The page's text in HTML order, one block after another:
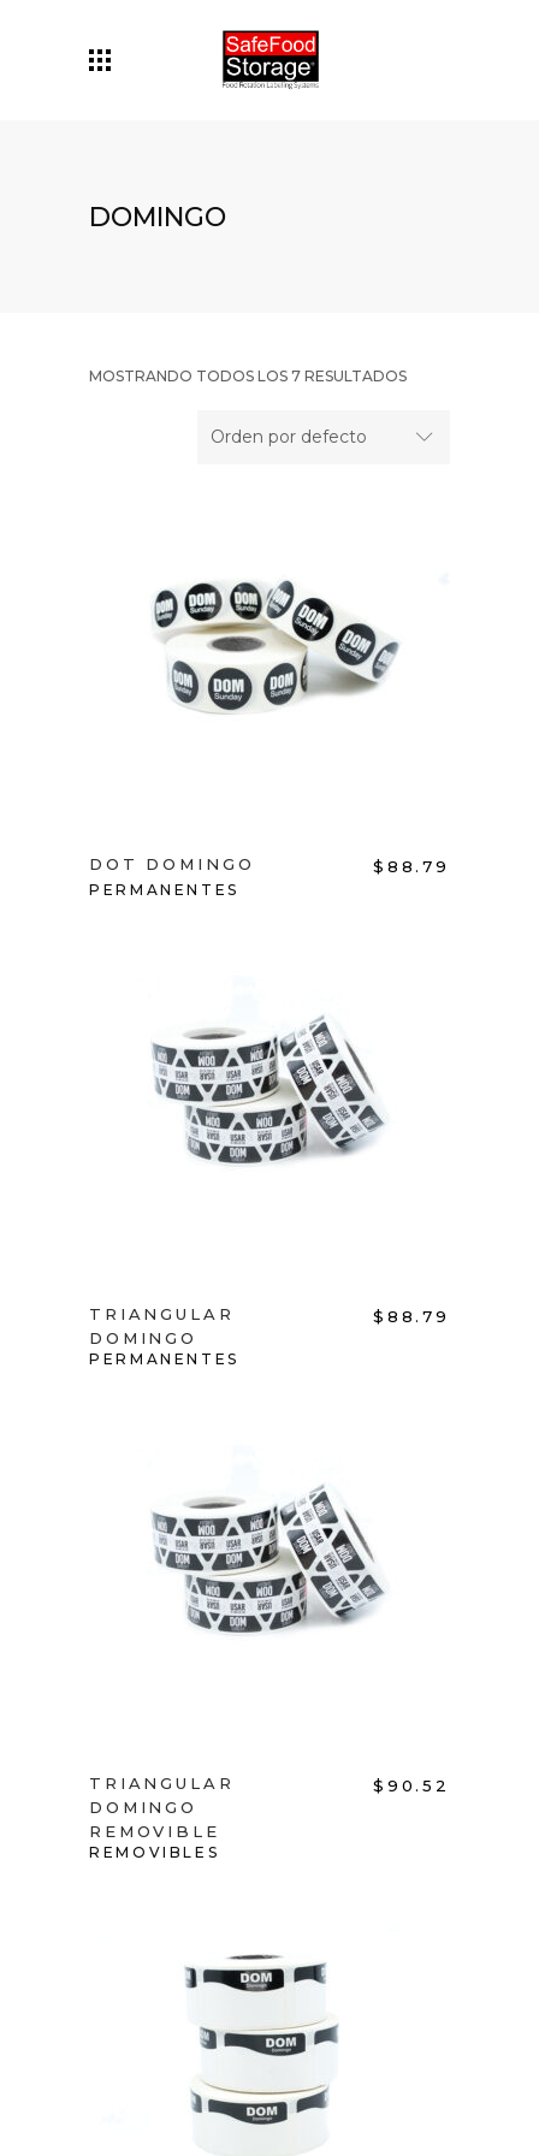
DOMINGO
MOSTRANDO TODOS LOS 7 RESULTADOS
Orden por defecto
ADD TO CART
DOT DOMINGO $ 88.79
PERMANENTES
ADD TO CART
TRIANGULAR
DOMINGO
$ 88.79
PERMANENTES
ADD TO CART
TRIANGULAR
DOMINGO
REMOVIBLE
$ 90.52
REMOVIBLES